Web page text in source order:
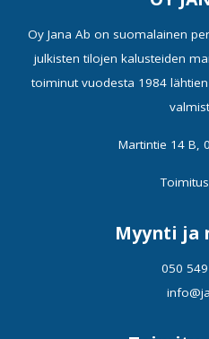
Oy Jana Ab on suomalainen
julkisten tilojen kalusteiden
toiminut vuodesta 1984
Martintie 14 B,
Myynti ja
050